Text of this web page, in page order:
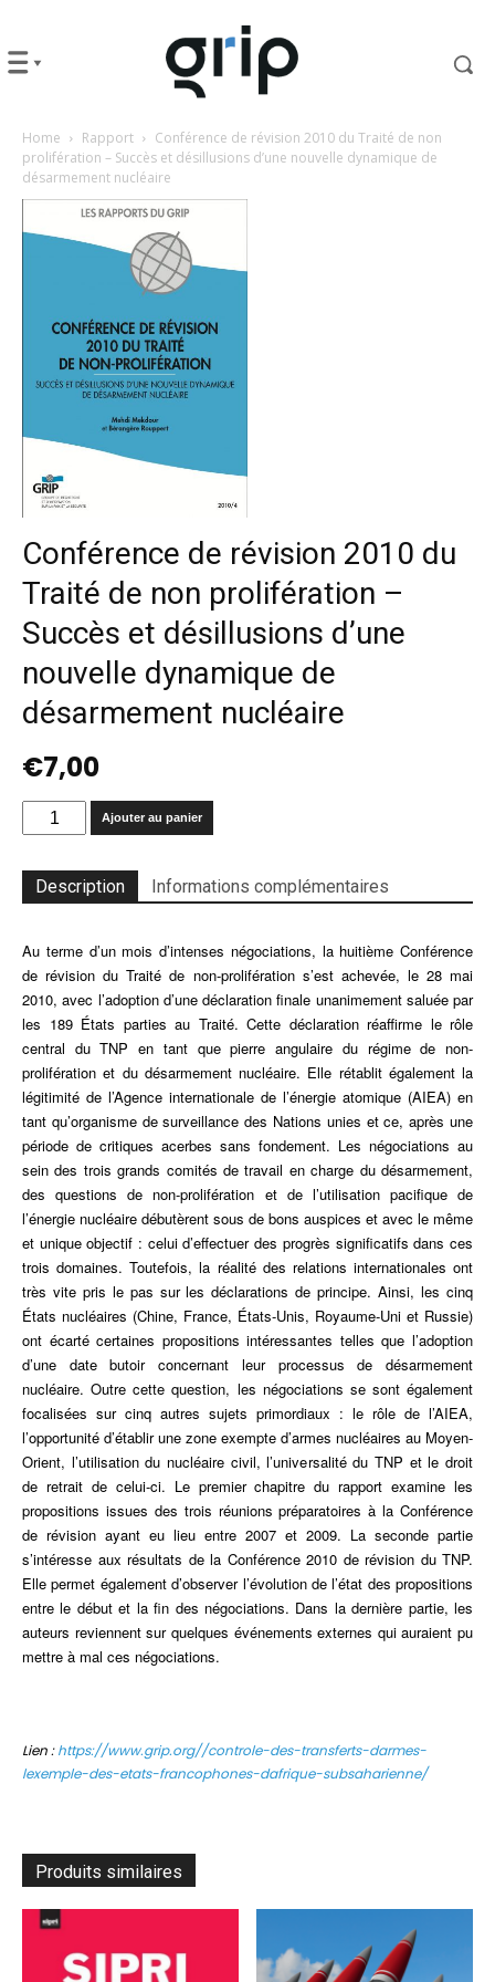
Home Rapport
Conférence de révision 2010 du Traité de non
prolifération – Succès et désillusions d’une nouvelle dynamique de
désarmement nucléaire
Conférence de révision 2010 du
Traité de non prolifération –
Succès et désillusions d’une
nouvelle dynamique de
désarmement nucléaire
€7,00
quantité
de
de
révision
du
Traité
de
non
prolifération
-
Succès
et
désillusions
d'une
dynamique
de
désarmement
nucléaire
Ajouter au panier
Description Informations complémentaires
Au terme d’un mois d’intenses négociations, la huitième Conférence
de révision du Traité de non-prolifération s’est achevée, le 28 mai
2010, avec l’adoption d’une déclaration finale unanimement saluée par
les 189 États parties au Traité. Cette déclaration réaffirme le rôle
central du TNP en tant que pierre angulaire du régime de non-
prolifération et du désarmement nucléaire. Elle rétablit également la
légitimité de l’Agence internationale de l’énergie atomique (AIEA) en
tant qu’organisme de surveillance des Nations unies et ce, après une
période de critiques acerbes sans fondement. Les négociations au
sein des trois grands comités de travail en charge du désarmement,
des questions de non-prolifération et de l’utilisation pacifique de
l’énergie nucléaire débutèrent sous de bons auspices et avec le même
et unique objectif : celui d’effectuer des progrès significatifs dans ces
trois domaines. Toutefois, la réalité des relations internationales ont
très vite pris le pas sur les déclarations de principe. Ainsi, les cinq
États nucléaires (Chine, France, États-Unis, Royaume-Uni et Russie)
ont écarté certaines propositions intéressantes telles que l’adoption
d’une date butoir concernant leur processus de désarmement
nucléaire. Outre cette question, les négociations se sont également
focalisées sur cinq autres sujets primordiaux : le rôle de l’AIEA,
l’opportunité d’établir une zone exempte d’armes nucléaires au Moyen-
Orient, l’utilisation du nucléaire civil, l’universalité du TNP et le droit
de retrait de celui-ci. Le premier chapitre du rapport examine les
propositions issues des trois réunions préparatoires à la Conférence
de révision ayant eu lieu entre 2007 et 2009. La seconde partie
s’intéresse aux résultats de la Conférence 2010 de révision du TNP.
Elle permet également d’observer l’évolution de l’état des propositions
entre le début et la fin des négociations. Dans la dernière partie, les
auteurs reviennent sur quelques événements externes qui auraient pu
mettre à mal ces négociations.
Lien :https://www.grip.org//controle-des-transferts-darmes-
lexemple-des-etats-francophones-dafrique-subsaharienne/
Produits similaires